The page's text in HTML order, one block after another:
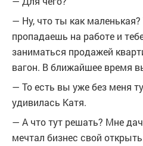
— Ну, что ты как
пропадаешь на работе и
заниматься продажей
вагон. В ближайшее время
— То есть вы уже без меня
удивилась Катя.
— А что тут решать? Мне
мечтал бизнес свой